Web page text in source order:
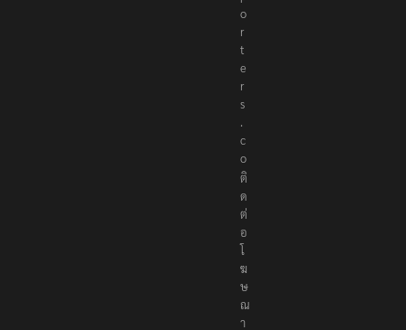
o
r
t
e
r
s
.
c
o
ติ
ด
ต่
อ
โ
ฆ
ษ
ณ
า